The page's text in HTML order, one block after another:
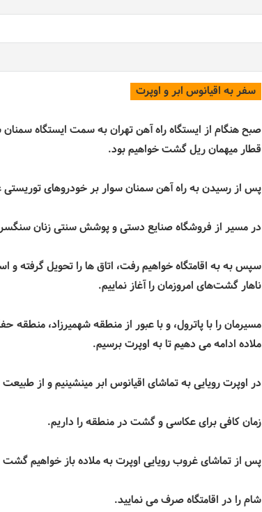
سفر به اقیانوس ابر و اوپرت
صبح هنگام از ایستگاه راه آهن تهران به سمت ایستگاه سمنان
قطار میهمان ریل گشت خواهیم بود.
پس از رسیدن به راه آهن سمنان سوار بر خودروهای
در مسیر از فروشگاه صنایع دستی و پوشش سنتی زنان
سپس به به اقامتگاه خواهیم رفت، اتاق ها را تحویل گرفته و
ناهار گشت‌های امروزمان را آغاز نماییم.
مسیرمان را با پاترول، و با عبور از منطقه شهمیرزاد،
ملاده ادامه می دهیم تا به اوپرت برسیم.
در اوپرت رویایی به تماشای اقیانوس ابر مینشینیم و از طبیعت
زمان کافی برای عکاسی و گشت در منطقه را داریم.
پس از تماشای غروب رویایی اوپرت به ملاده باز خواهیم گشت و
شام را در اقامتگاه صرف می نمایید.